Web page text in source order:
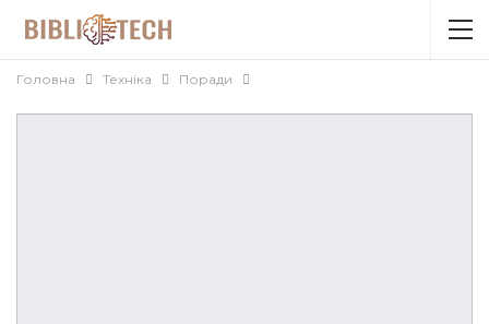
Головна Техніка Поради